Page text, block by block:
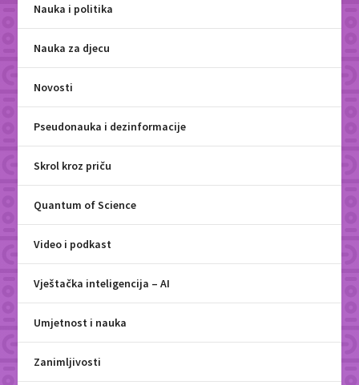
Nauka i politika
Nauka za djecu
Novosti
Pseudonauka i dezinformacije
Skrol kroz priču
Quantum of Science
Video i podkast
Vještačka inteligencija – AI
Umjetnost i nauka
Zanimljivosti